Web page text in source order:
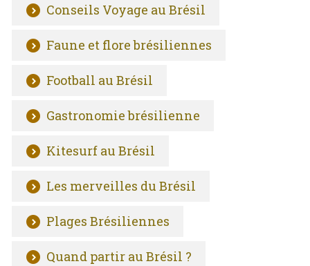
Conseils Voyage au Brésil
Faune et flore brésiliennes
Football au Brésil
Gastronomie brésilienne
Kitesurf au Brésil
Les merveilles du Brésil
Plages Brésiliennes
Quand partir au Brésil ?